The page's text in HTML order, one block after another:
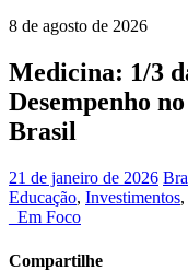
8 de agosto de 2026
Medicina: 1/3
Desempenho
Brasil
21 de janeiro de 2026
Educação, Investimentos,
_Em Foco
Compartilhe